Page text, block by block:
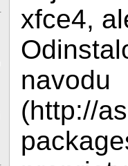
xfce4,
navodu
(http://